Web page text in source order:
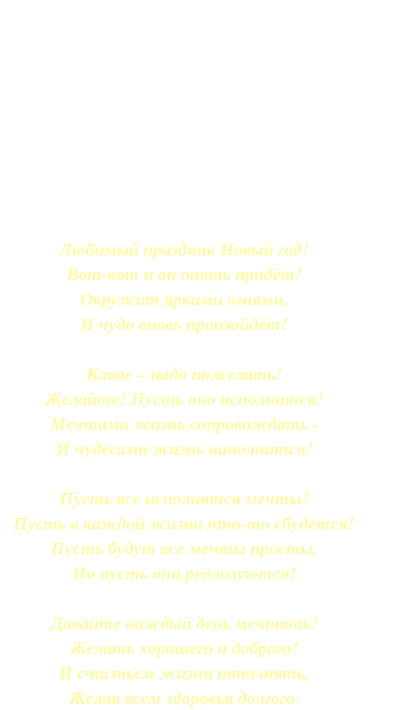
Любимый праздник Новый год!
Вот-вот и он опять придёт!
Окружит яркими огнями,
И чудо вновь произойдёт!
Какое – надо пожелать!
Желайте! Пусть оно исполнится!
Мечтами жизнь сопровождать -
И чудесами жизнь наполнится!
Пусть все исполнятся мечты!
Пусть в каждой жизни что-то сбудется!
Пусть будут все мечты просты,
Но пусть они реализуются!
Давайте каждый день мечтать!
Желать хорошего и доброго!
И счастьем жизни наполнять,
Желая всем здоровья долгого.